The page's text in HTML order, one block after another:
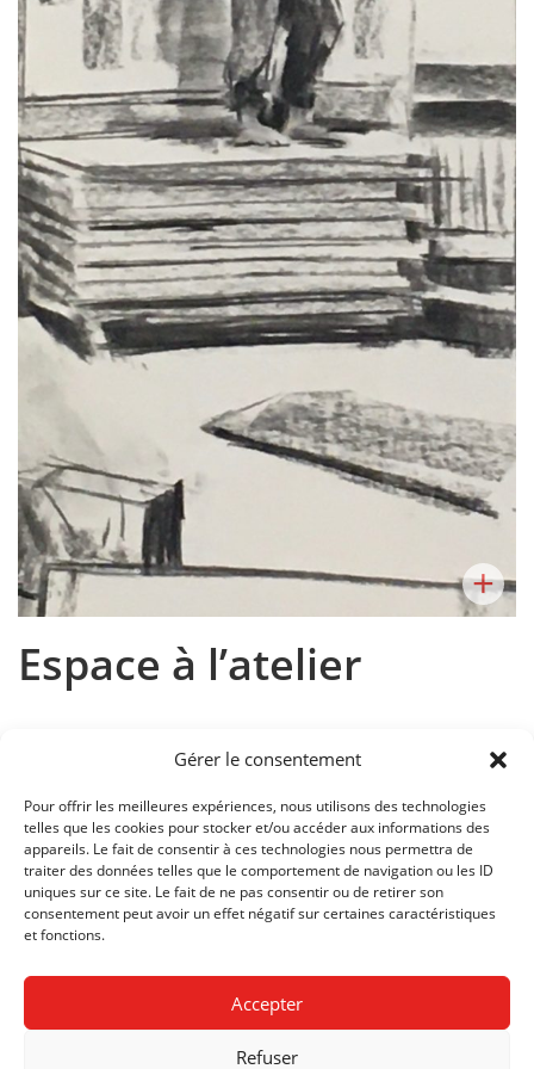
Gérer le consentement
Pour offrir les meilleures expériences, nous utilisons des technologies
telles que les cookies pour stocker et/ou accéder aux informations des
appareils. Le fait de consentir à ces technologies nous permettra de
traiter des données telles que le comportement de navigation ou les ID
uniques sur ce site. Le fait de ne pas consentir ou de retirer son
consentement peut avoir un effet négatif sur certaines caractéristiques
et fonctions.
Accepter
Refuser
+
Espace à l’atelier
Cours:Dessin de figure
Enseignant:Marta Hans-Moevi
SECTION:ÉCOLE SUPÉRIEURE DE BANDE DESSINÉE ET
D'ILLUSTRATION
DEGRÉS:
ANNÉE:2020